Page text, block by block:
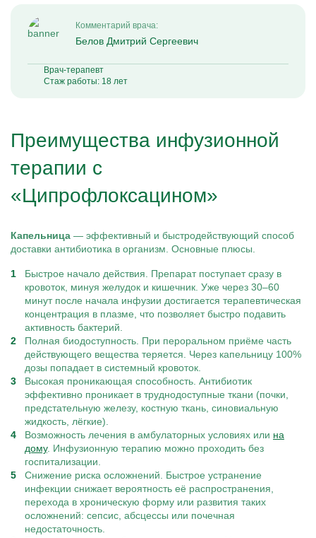
Комментарий врача:
Белов Дмитрий Сергеевич
Врач-терапевт
Стаж работы: 18 лет
Преимущества инфузионной
терапии с
«Ципрофлоксацином»
Капельница — эффективный и быстродействующий способ
доставки антибиотика в организм. Основные плюсы.
Быстрое начало действия. Препарат поступает сразу в
кровоток, минуя желудок и кишечник. Уже через 30–60
минут после начала инфузии достигается терапевтическая
концентрация в плазме, что позволяет быстро подавить
активность бактерий.
Полная биодоступность. При пероральном приёме часть
действующего вещества теряется. Через капельницу 100%
дозы попадает в системный кровоток.
Высокая проникающая способность. Антибиотик
эффективно проникает в труднодоступные ткани (почки,
предстательную железу, костную ткань, синовиальную
жидкость, лёгкие).
Возможность лечения в амбулаторных условиях или на
дому. Инфузионную терапию можно проходить без
госпитализации.
Снижение риска осложнений. Быстрое устранение
инфекции снижает вероятность её распространения,
перехода в хроническую форму или развития таких
осложнений: сепсис, абсцессы или почечная
недостаточность.